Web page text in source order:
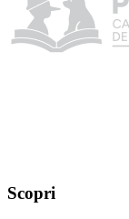
Scopri